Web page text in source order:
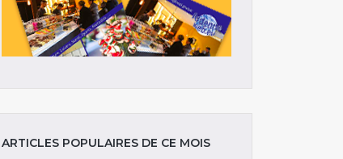
ARTICLES POPULAIRES DE CE MOIS